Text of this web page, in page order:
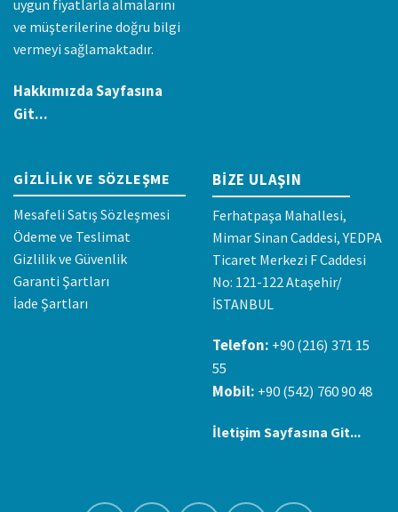
uygun fiyatlarla almalarını
ve müşterilerine doğru bilgi
vermeyi sağlamaktadır.
Hakkımızda Sayfasına
Git...
GIZLILIK VE SÖZLEŞME
Mesafeli Satış Sözleşmesi
Ödeme ve Teslimat
Gizlilik ve Güvenlik
Garanti Şartları
İade Şartları
BIZE ULAŞIN
Ferhatpaşa Mahallesi,
Mimar Sinan Caddesi, YEDPA
Ticaret Merkezi F Caddesi
No: 121-122 Ataşehir/
İSTANBUL
Telefon: +90 (216) 371 15
55
Mobil: +90 (542) 760 90 48
İletişim Sayfasına Git...